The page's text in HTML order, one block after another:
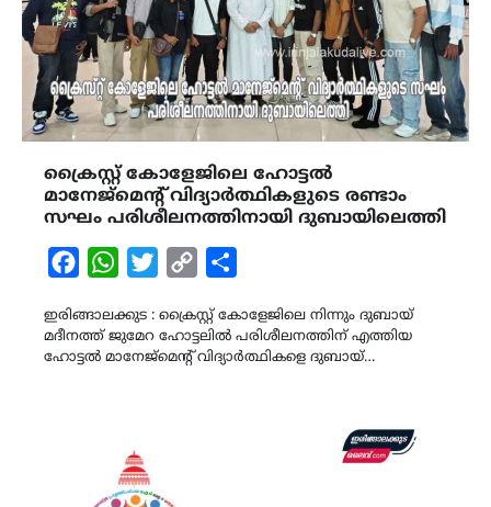
ക്രൈസ്റ്റ് കോളേജിലെ ഹോട്ടൽ
മാനേജ്മെന്റ് വിദ്യാർത്ഥികളുടെ രണ്ടാം
സഘം പരിശീലനത്തിനായി ദുബായിലെത്തി
FacebookWhatsAppTwitterCopy
ഇരിങ്ങാലക്കുട : ക്രൈസ്റ്റ് കോളേജിലെ നിന്നും ദുബായ്
മദീനത്ത് ജുമേറ ഹോട്ടലിൽ പരിശീലനത്തിന് എത്തിയ
ഹോട്ടൽ മാനേജ്മെൻ്റ് വിദ്യാർത്ഥികളെ ദുബായ്…